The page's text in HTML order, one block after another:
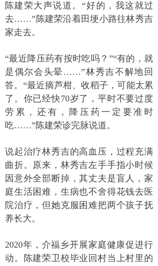
陈建荣大声说道。“好的，我这就过
去……”陈建荣沿着田埂小路往林秀吉
家走去。
“最近降压药有按时吃吗？”“有的，就
是偶尔会头晕……”林秀吉不解地回
答。“最近摘芦柑、收稻子，可能太累
了。你已经快70岁了，平时不要过度
劳累，还有，降压药一定要准时
吃……”陈建荣诊完脉说道。
说起治疗林秀吉的高血压，过程充满
曲折。原来，林秀吉左手手指小时候
因意外全部断掉，其丈夫是盲人，家
庭生活困难，生病也不舍得花钱去医
院治疗，但她克服困难把两个孩子抚
养长大。
2020年，介福乡开展家庭健康促进行
动。陈建荣卫校毕业回村当上村里的